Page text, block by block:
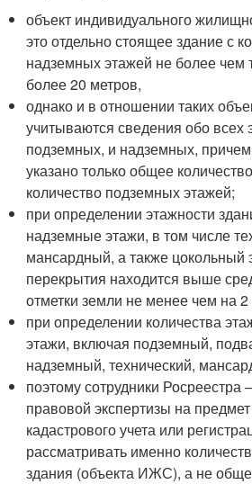
объект индивидуального
это отдельно стоящее здание с
надземных этажей не более чем
более 20 метров,
однако и в отношении таких
учитываются сведения обо всех
подземных, и надземных, причем
указано только общее
количество подземных этажей;
при определении этажности
надземные этажи, в том числе
мансардный, а также цокольный
перекрытия находится выше
отметки земли не менее чем на 2
при определении количества
этажи, включая подземный,
надземный, технический,
поэтому сотрудники Росреестра
правовой экспертизы на
кадастрового учета или
рассматривать именно
здания (объекта ИЖС), а не